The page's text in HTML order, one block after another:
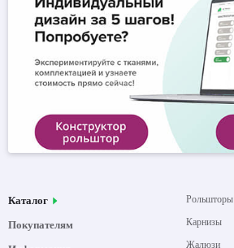
Каталог
Покупателям
Рольшторы
Карнизы
Жалюзи